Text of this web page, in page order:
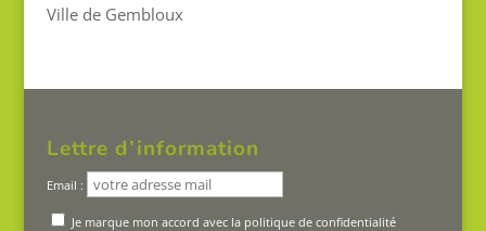
Ville de Gembloux
Lettre d’information
Email :
Je marque mon accord avec la politique de confidentialité